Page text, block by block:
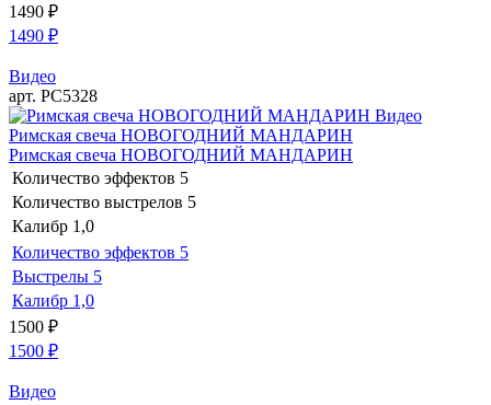
1490 ₽
1490 ₽
Видео
арт. РС5328
Видео
Римская свеча НОВОГОДНИЙ МАНДАРИН
Римская свеча НОВОГОДНИЙ МАНДАРИН
Количество эффектов 5
Количество выстрелов 5
Калибр 1,0
Количество эффектов 5
Выстрелы 5
Калибр 1,0
1500 ₽
1500 ₽
Видео